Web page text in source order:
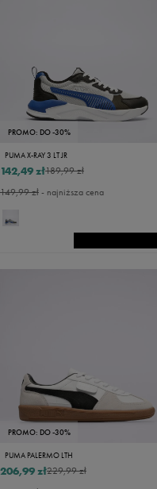
PROMO: DO -30%
PUMA X-RAY 3 LT JR
189,99 zł
142,49 zł
149,99 zł- najniższa cena
PROMO: DO -30%
PUMA PALERMO LTH
229,99 zł
206,99 zł